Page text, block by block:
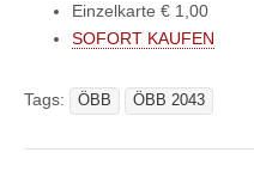
Einzelkarte € 1,00
SOFORT KAUFEN
Tags: ÖBB ÖBB 2043